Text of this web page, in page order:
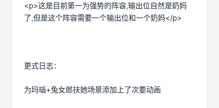
<p>这是目前第一为强势的阵容,输出位自然是奶妈
了,但是这个阵容需要一个输出位和一个奶妈</p>
更式日志：
为玛瑙+兔女郎扶她场景添加上了次要动画